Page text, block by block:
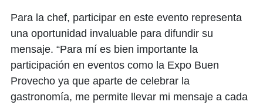
Para la chef, participar en este evento representa
una oportunidad invaluable para difundir su
mensaje. “Para mí es bien importante la
participación en eventos como la Expo Buen
Provecho ya que aparte de celebrar la
gastronomía, me permite llevar mi mensaje a cada